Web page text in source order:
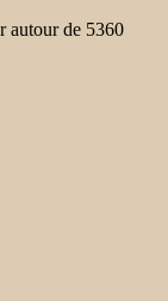
autour de 5360